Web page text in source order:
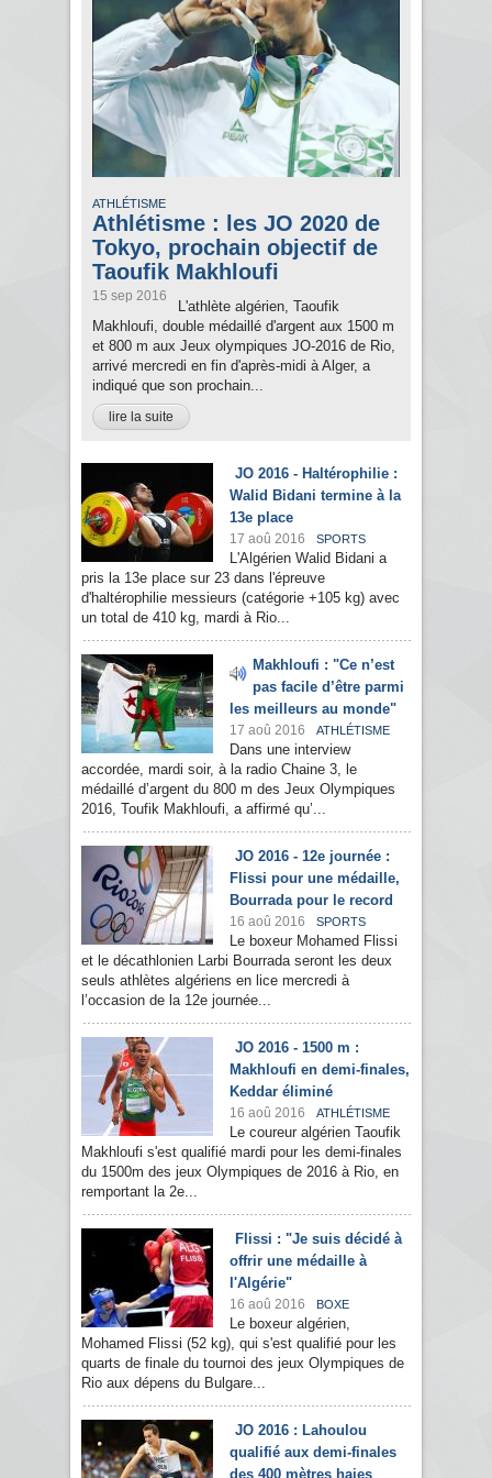
ATHLÉTISME
Athlétisme : les JO 2020 de
Tokyo, prochain objectif de
Taoufik Makhloufi
15 sep 2016
L'athlète algérien, Taoufik
Makhloufi, double médaillé d'argent aux 1500 m
et 800 m aux Jeux olympiques JO-2016 de Rio,
arrivé mercredi en fin d'après-midi à Alger, a
indiqué que son prochain...
lire la suite
JO 2016 - Haltérophilie :
Walid Bidani termine à la
13e place
17 aoû 2016 SPORTS
L'Algérien Walid Bidani a
pris la 13e place sur 23 dans l'épreuve
d'haltérophilie messieurs (catégorie +105 kg) avec
un total de 410 kg, mardi à Rio...
Makhloufi : "Ce n’est
pas facile d’être parmi
les meilleurs au monde"
17 aoû 2016 ATHLÉTISME
Dans une interview
accordée, mardi soir, à la radio Chaine 3, le
médaillé d’argent du 800 m des Jeux Olympiques
2016, Toufik Makhloufi, a affirmé qu’...
JO 2016 - 12e journée :
Flissi pour une médaille,
Bourrada pour le record
16 aoû 2016 SPORTS
Le boxeur Mohamed Flissi
et le décathlonien Larbi Bourrada seront les deux
seuls athlètes algériens en lice mercredi à
l’occasion de la 12e journée...
JO 2016 - 1500 m :
Makhloufi en demi-finales,
Keddar éliminé
16 aoû 2016 ATHLÉTISME
Le coureur algérien Taoufik
Makhloufi s'est qualifié mardi pour les demi-finales
du 1500m des jeux Olympiques de 2016 à Rio, en
remportant la 2e...
Flissi : "Je suis décidé à
offrir une médaille à
l'Algérie"
16 aoû 2016 BOXE
Le boxeur algérien,
Mohamed Flissi (52 kg), qui s'est qualifié pour les
quarts de finale du tournoi des jeux Olympiques de
Rio aux dépens du Bulgare...
JO 2016 : Lahoulou
qualifié aux demi-finales
des 400 mètres haies